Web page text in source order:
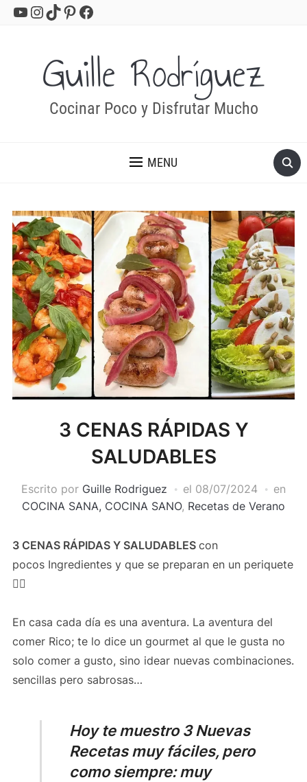
YouTube
Instagram
TikTok
Pinterest
Facebook
Guille Rodríguez
Cocinar Poco y Disfrutar Mucho
MENU
3 CENAS RÁPIDAS Y
SALUDABLES
Escrito por Guille Rodriguez el 08/07/2024
en
COCINA SANA, COCINA SANO, Recetas de Verano
3 CENAS RÁPIDAS Y SALUDABLES con
pocos Ingredientes y que se preparan en un periquete
👍🏻
En casa cada día es una aventura. La aventura del
comer Rico; te lo dice un gourmet al que le gusta no
solo comer a gusto, sino idear nuevas combinaciones.
sencillas pero sabrosas…
Hoy te muestro3 Nuevas
Recetas muy fáciles, pero
como siempre: muy